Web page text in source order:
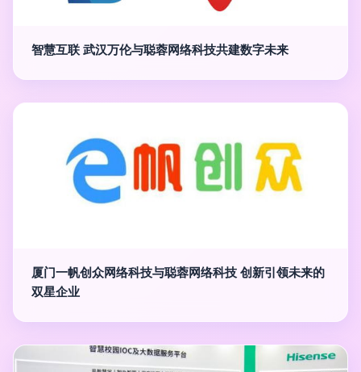
智慧互联 武汉万伦与聪蓉网络科技共建数字未来
厦门一帆创众网络科技与聪蓉网络科技 创新引领未来的
双星企业